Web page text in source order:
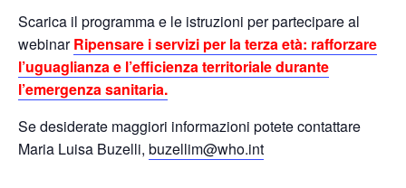
Scarica il programma e le istruzioni per partecipare al
webinarRipensare i servizi per la terza età: rafforzare
l’uguaglianza e l’efficienza territoriale durante
l’emergenza sanitaria.
Se desiderate maggiori informazioni potete contattare
Maria Luisa Buzelli, buzellim@who.int